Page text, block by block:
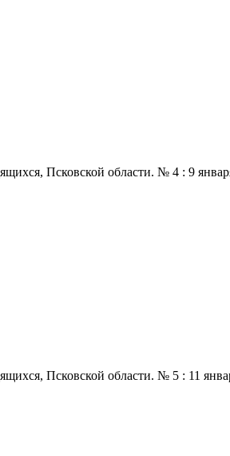
Псковской области. № 4 : 9
Псковской области. № 5 : 11